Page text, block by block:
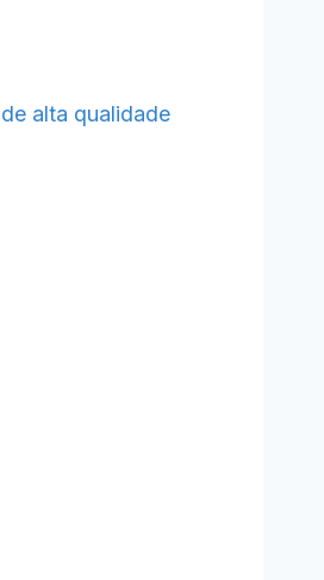
alta qualidade